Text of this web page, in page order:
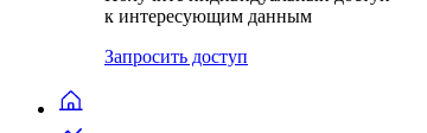
DEMO
Получите индивидуальный доступ